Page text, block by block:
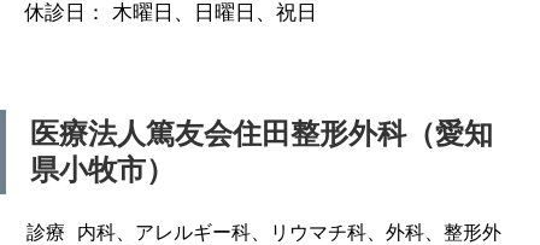
休診日： 木曜日、日曜日、祝日
医療法人篤友会住田整形外科（愛知
県小牧市）
診療
内科、アレルギー科、リウマチ科、外科、整形外